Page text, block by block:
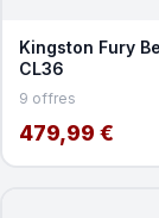
Kingston Fury
CL36
9 offres
479,99 €